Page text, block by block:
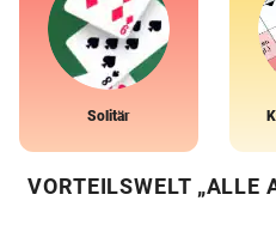
Solitär
VORTEILSWELT „ALLE